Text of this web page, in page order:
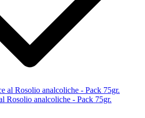
Rosolio analcoliche - Pack 75gr.